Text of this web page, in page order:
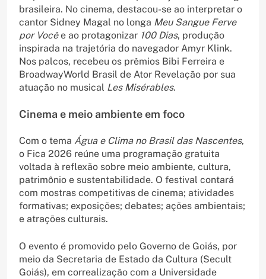
brasileira. No cinema, destacou-se ao interpretar o
cantor Sidney Magal no longa Meu Sangue Ferve
por Vocêe ao protagonizar 100 Dias, produção
inspirada na trajetória do navegador Amyr Klink.
Nos palcos, recebeu os prêmios Bibi Ferreira e
BroadwayWorld Brasil de Ator Revelação por sua
atuação no musical Les Misérables.
Cinema e meio ambiente em foco
Com o tema Água e Clima no Brasil das Nascentes,
o Fica 2026 reúne uma programação gratuita
voltada à reflexão sobre meio ambiente, cultura,
patrimônio e sustentabilidade. O festival contará
com mostras competitivas de cinema; atividades
formativas; exposições; debates; ações ambientais;
e atrações culturais.
O evento é promovido pelo Governo de Goiás, por
meio da Secretaria de Estado da Cultura (Secult
Goiás), em correalização com a Universidade